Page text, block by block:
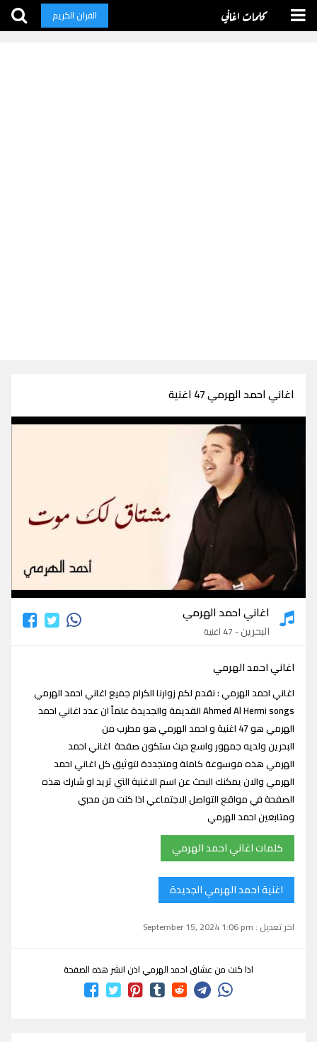
كلمات اغاني القران الكريم
اغاني احمد الهرمي 47 اغنية
اغاني احمد الهرمي
اغاني احمد الهرمي
البحرين- 47 اغنية
اغاني احمد الهرمي
اغاني احمد الهرمي : نقدم لكم زوارنا الكرام جميع اغاني احمد الهرمي
Ahmed Al Hermi songs القديمة والجديدة علماً ان عدد اغاني احمد
الهرمي هو 47 اغنية و احمد الهرمي هو مطرب من
البحرين ولديه جمهور واسع حيث ستكون صفحة اغاني احمد
الهرمي هذه موسوعة كاملة ومتجددة لتوثيق كل اغاني احمد
الهرمي والان يمكنك البحث عن اسم الاغنية التي تريد او شارك هذه
الصفحة في مواقع التواصل الاجتماعي اذا كنت من محبي
ومتابعين احمد الهرمي
كلمات اغاني احمد الهرمي
اغنية احمد الهرمي الجديدة
اخر تعديل : September 15, 2024 1:06 pm
اذا كنت من عشاق احمد الهرمي اذن انشر هذه الصفحة